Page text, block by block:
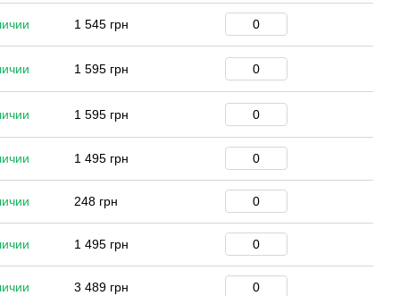
1 545 грн
1 595 грн
1 595 грн
1 495 грн
248 грн
1 495 грн
3 489 грн